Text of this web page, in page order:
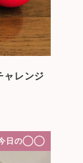
レンジ
日の◯◯